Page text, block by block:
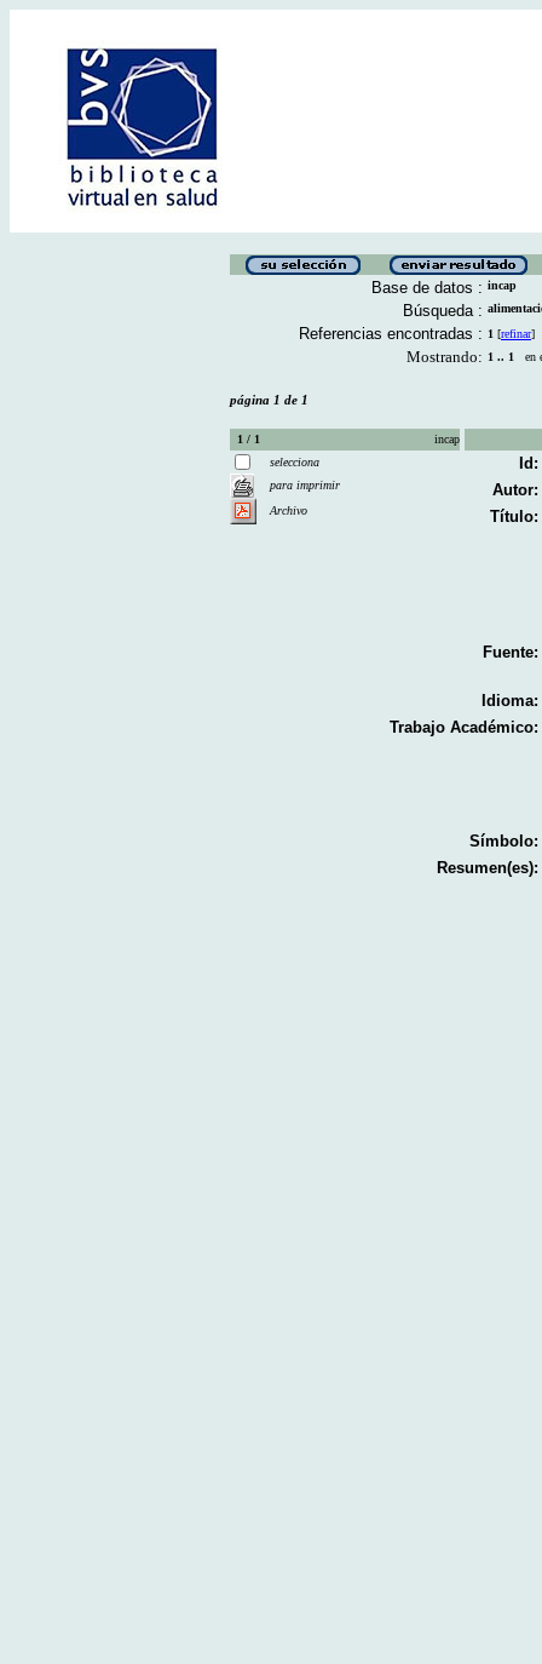
Base de datos : incap
Búsqueda :
Referencias encontradas : 1 [refinar]
Mostrando: 1 .. 1 en
página 1 de 1
1 / 1
incap
selecciona
para imprimir
Archivo
Id:
Autor:
Título:
Fuente:
Idioma:
Trabajo Académico:
Símbolo:
Resumen(es):